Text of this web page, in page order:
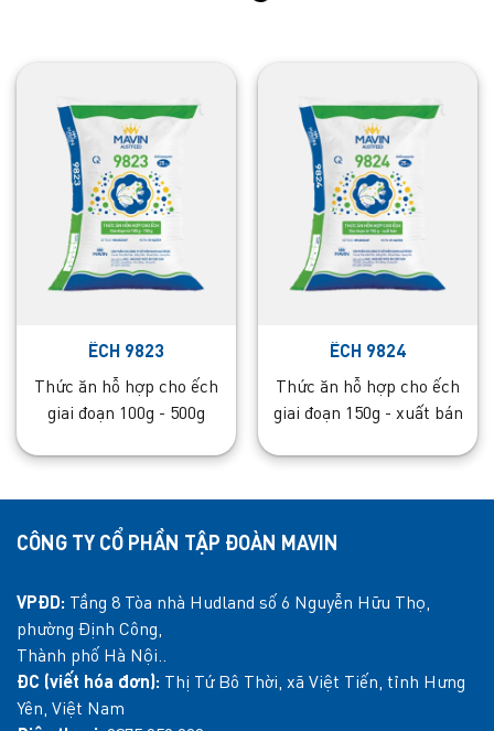
ẾCH 9823
Thức ăn hỗ hợp cho ếch
giai đoạn 100g - 500g
ẾCH 9824
Thức ăn hỗ hợp cho ếch
giai đoạn 150g - xuất bán
CÔNG TY CỔ PHẦN TẬP ĐOÀN MAVIN
VPĐD: Tầng 8 Tòa nhà Hudland số 6 Nguyễn Hữu Thọ,
phường Định Công,
Thành phố Hà Nội..
ĐC (viết hóa đơn): Thị Tứ Bô Thời, xã Việt Tiến, tỉnh Hưng
Yên, Việt Nam